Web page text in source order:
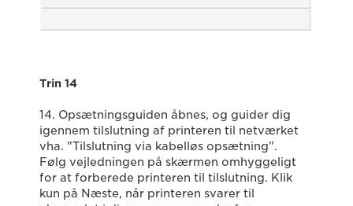
Trin 14
14. Opsætningsguiden åbnes, og guider dig
igennem tilslutning af printeren til netværket
vha. "Tilslutning via kabelløs opsætning".
Følg vejledningen på skærmen omhyggeligt
for at forberede printeren til tilslutning. Klik
kun på Næste, når printeren svarer til